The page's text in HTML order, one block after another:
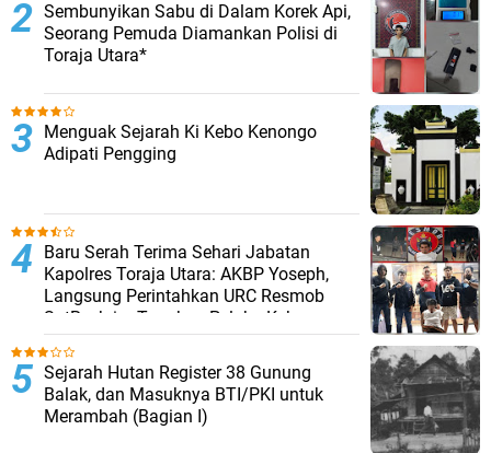
Sembunyikan Sabu di Dalam Korek Api,
Seorang Pemuda Diamankan Polisi di
Toraja Utara*
Menguak Sejarah Ki Kebo Kenongo
Adipati Pengging
Baru Serah Terima Sehari Jabatan
Kapolres Toraja Utara: AKBP Yoseph,
Langsung Perintahkan URC Resmob
SatReskrim Tangkap Pelaku Kekerasan
Seksual Anak Di Bawah Umur
Sejarah Hutan Register 38 Gunung
Balak, dan Masuknya BTI/PKI untuk
Merambah (Bagian I)